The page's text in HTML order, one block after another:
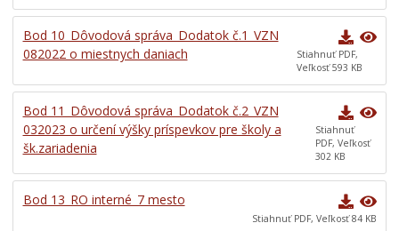
Bod 10_Dôvodová správa_Dodatok č.1_VZN
082022 o miestnych daniach
Stiahnuť PDF,
Veľkosť 593 KB
Bod 11_Dôvodová správa_Dodatok č.2_VZN
032023 o určení výšky príspevkov pre školy a
šk.zariadenia
Stiahnuť
PDF, Veľkosť
302 KB
Bod 13_RO interné_7 mesto
Stiahnuť PDF, Veľkosť 84 KB